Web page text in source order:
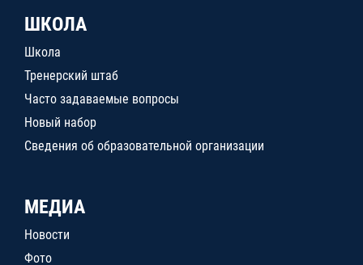
ШКОЛА
Школа
Тренерский штаб
Часто задаваемые вопросы
Новый набор
Сведения об образовательной организации
МЕДИА
Новости
Фото